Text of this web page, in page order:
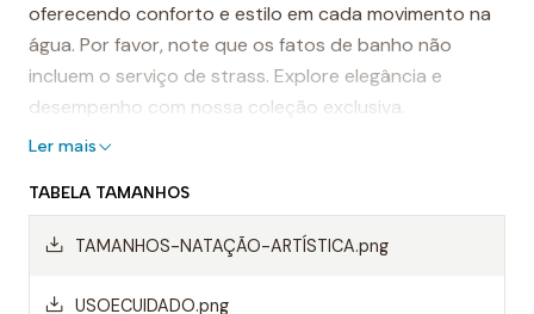
oferecendo conforto e estilo em cada movimento na
água. Por favor, note que os fatos de banho não
incluem o serviço de strass. Explore elegância e
desempenho com nossa coleção exclusiva.
Ler mais
TABELA TAMANHOS
TAMANHOS-NATAÇÃO-ARTÍSTICA.png
USOECUIDADO.png